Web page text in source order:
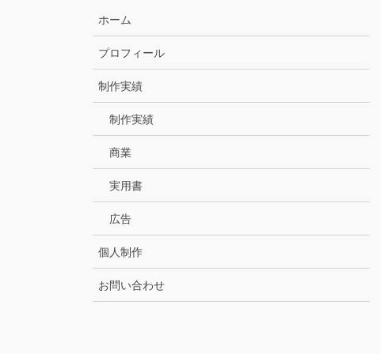
ホーム
プロフィール
制作実績
制作実績
商業
実用書
広告
個人制作
お問い合わせ